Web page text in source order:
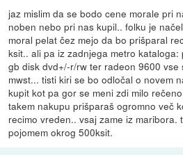
jaz mislim da se bodo cene morale pri
noben nebo pri nas kupil.. folku je
moral pelat čez mejo da bo prišparal
ksit.. ali pa iz zadnjega metro
gb disk dvd+/-r/rw ter radeon 9600
mwst... tisti kiri se bo odločal o novem
kupit kot pa gor se meni zdi milo
takem nakupu prišparaš ogromno več
recimo vreden.. vsaj zame iz maribora.
pojomem okrog 500ksit.